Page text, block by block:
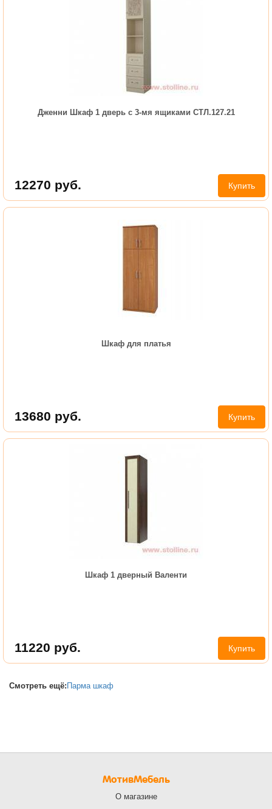
Дженни Шкаф 1 дверь с 3-мя ящиками СТЛ.127.21
12270 руб. Купить
Шкаф для платья
13680 руб. Купить
Шкаф 1 дверный Валенти
11220 руб. Купить
Смотреть ещё:Парма шкаф
МотивМебель
О магазине